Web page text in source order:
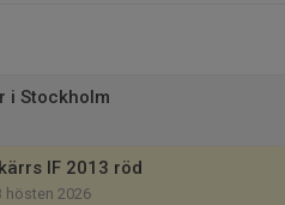
i Stockholm
IF 2013 röd
hösten 2026